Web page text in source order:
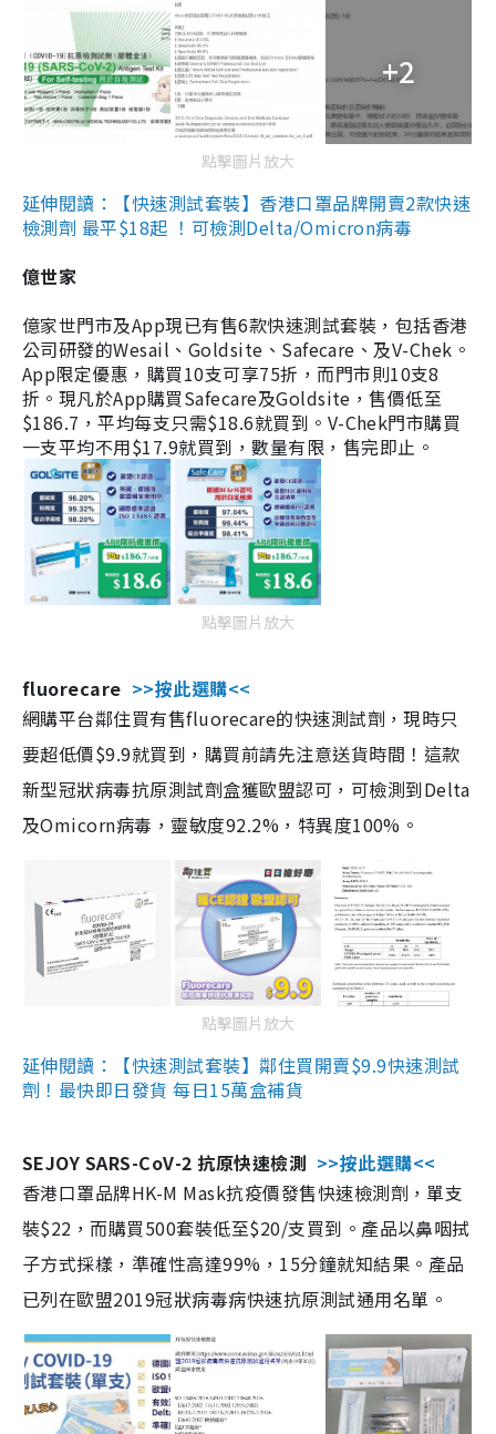
+2
點擊圖片放大
延伸閱讀：【快速測試套裝】香港口罩品牌開賣2款快速
檢測劑 最平$18起 ！可檢測Delta/Omicron病毒
億世家
億家世門市及App現已有售6款快速測試套裝，包括香港
公司研發的Wesail、Goldsite、Safecare、及V-Chek。
App限定優惠，購買10支可享75折，而門市則10支8
折。現凡於App購買Safecare及Goldsite，售價低至
$186.7，平均每支只需$18.6就買到。V-Chek門市購買
一支平均不用$17.9就買到，數量有限，售完即止。
點擊圖片放大
fluorecare >>按此選購<<
網購平台鄰住買有售fluorecare的快速測試劑，現時只
要超低價$9.9就買到，購買前請先注意送貨時間！這款
新型冠狀病毒抗原測試劑盒獲歐盟認可，可檢測到Delta
及Omicorn病毒，靈敏度92.2%，特異度100%。
點擊圖片放大
延伸閱讀：【快速測試套裝】鄰住買開賣$9.9快速測試
劑！最快即日發貨 每日15萬盒補貨
SEJOY SARS-CoV-2 抗原快速檢測 >>按此選購<<
香港口罩品牌HK-M Mask抗疫價發售快速檢測劑，單支
裝$22，而購買500套裝低至$20/支買到。產品以鼻咽拭
子方式採樣，準確性高達99%，15分鐘就知結果。產品
已列在歐盟2019冠狀病毒病快速抗原測試通用名單。